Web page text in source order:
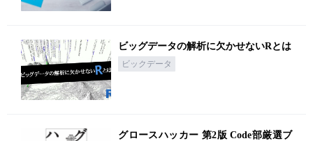
ビッグデータの解析に欠かせないRとは
ビックデータ
グロースハッカー 第2版 Code部厳選ブ